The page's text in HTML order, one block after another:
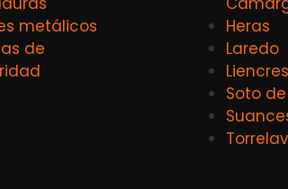
metálicos
de
Heras
Laredo
Liencres
Soto